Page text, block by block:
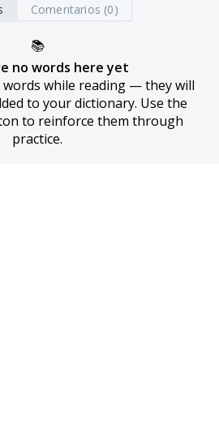
Comentarios (0)
📚
no words here yet
while reading — they will
to your dictionary. Use the
to reinforce them through
practice.